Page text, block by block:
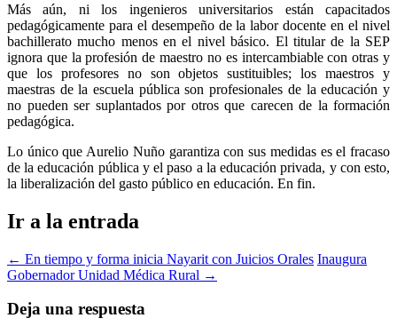
Más aún, ni los ingenieros universitarios están capacitados
pedagógicamente para el desempeño de la labor docente en el nivel
bachillerato mucho menos en el nivel básico. El titular de la SEP
ignora que la profesión de maestro no es intercambiable con otras y
que los profesores no son objetos sustituibles; los maestros y
maestras de la escuela pública son profesionales de la educación y
no pueden ser suplantados por otros que carecen de la formación
pedagógica.
Lo único que Aurelio Nuño garantiza con sus medidas es el fracaso
de la educación pública y el paso a la educación privada, y con esto,
la liberalización del gasto público en educación. En fin.
Ir a la entrada
← En tiempo y forma inicia Nayarit con Juicios Orales Inaugura
Gobernador Unidad Médica Rural →
Deja una respuesta